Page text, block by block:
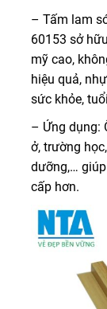
– Tấm lam
60153 sở
mỹ cao,
hiệu quả,
sức khỏe,
– Ứng dụng:
ở, trường
dưỡng,…
cấp hơn.